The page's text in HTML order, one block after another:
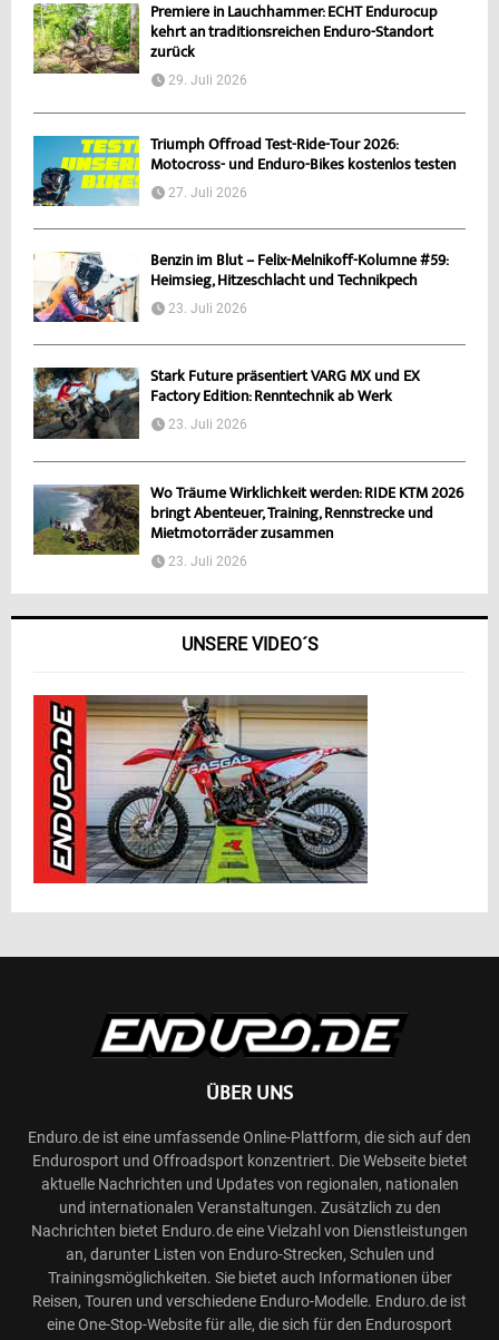
Premiere in Lauchhammer: ECHT Endurocup
kehrt an traditionsreichen Enduro-Standort
zurück
29. Juli 2026
Triumph Offroad Test-Ride-Tour 2026:
Motocross- und Enduro-Bikes kostenlos testen
27. Juli 2026
Benzin im Blut – Felix-Melnikoff-Kolumne #59:
Heimsieg, Hitzeschlacht und Technikpech
23. Juli 2026
Stark Future präsentiert VARG MX und EX
Factory Edition: Renntechnik ab Werk
23. Juli 2026
Wo Träume Wirklichkeit werden: RIDE KTM 2026
bringt Abenteuer, Training, Rennstrecke und
Mietmotorräder zusammen
23. Juli 2026
UNSERE VIDEO´S
ÜBER UNS
Enduro.de ist eine umfassende Online-Plattform, die sich auf den
Endurosport und Offroadsport konzentriert. Die Webseite bietet
aktuelle Nachrichten und Updates von regionalen, nationalen
und internationalen Veranstaltungen. Zusätzlich zu den
Nachrichten bietet Enduro.de eine Vielzahl von Dienstleistungen
an, darunter Listen von Enduro-Strecken, Schulen und
Trainingsmöglichkeiten. Sie bietet auch Informationen über
Reisen, Touren und verschiedene Enduro-Modelle. Enduro.de ist
eine One-Stop-Website für alle, die sich für den Endurosport